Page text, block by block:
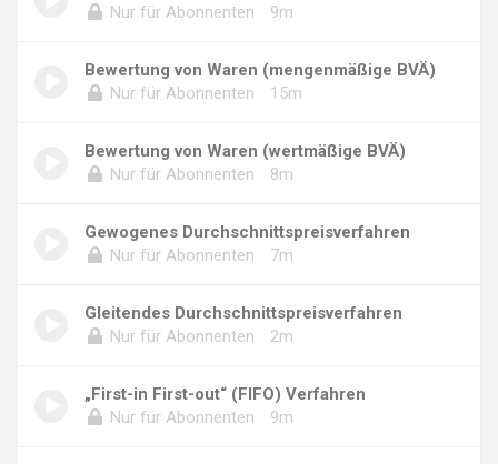
Nur für Abonnenten
9m
Bewertung von Waren (mengenmäßige BVÄ)
Nur für Abonnenten
15m
Bewertung von Waren (wertmäßige BVÄ)
Nur für Abonnenten
8m
Gewogenes Durchschnittspreisverfahren
Nur für Abonnenten
7m
Gleitendes Durchschnittspreisverfahren
Nur für Abonnenten
2m
„First-in First-out“ (FIFO) Verfahren
Nur für Abonnenten
9m